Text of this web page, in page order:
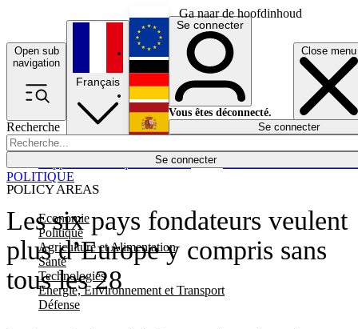
Ga naar de hoofdinhoud
Open sub
navigation
Close menu
Recherche
Se connecter
POLICY AREAS
Economie
Politique
Agriculture et Alimentation
Santé
Technologies
Energie, Environnement et Transport
Défense
Économie
Français
English
Deutsch
Español
Se connecter
Vous êtes déconnecté.
Se connecter
Les six pays fondateurs veulent
plus d’Europe y compris sans
tous les 28
POLITIQUE